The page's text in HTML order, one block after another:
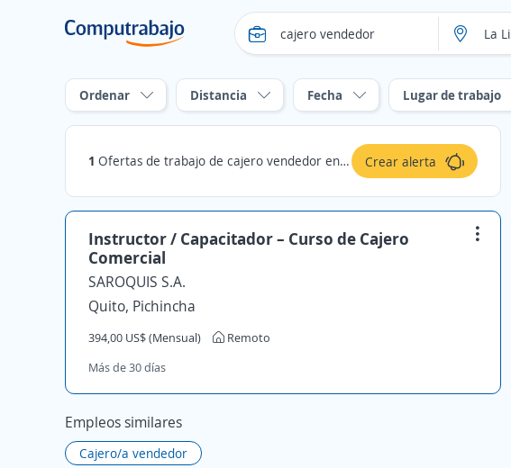
Ordenar Distancia Fecha Lugar de trabajo
1 Ofertas de trabajo de cajero vendedor en La Libertad, Santa Elena Crear alerta
Instructor / Capacitador – Curso de Cajero
Comercial
SAROQUIS S.A.
Quito, Pichincha
394,00 US$ (Mensual)
Remoto
Más de 30 días
Empleos similares
Cajero/a vendedor